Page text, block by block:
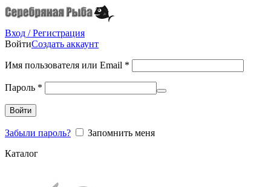
Вход / Регистрация
ВойтиСоздать аккаунт
Имя пользователя или Email *
Пароль *
Войти
Забыли пароль?
Запомнить меня
Каталог